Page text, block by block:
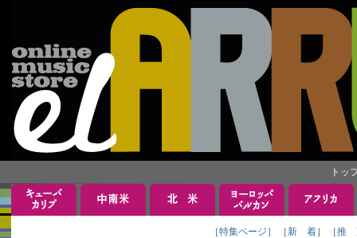
トッ
［特集ページ］ ［新 着］ ［推